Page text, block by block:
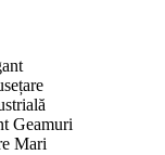
Geamuri
Mari